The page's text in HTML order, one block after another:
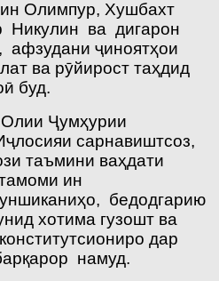
Олимпур, Хушбахт
ва дигарон
афзудани ҷиноятҳои
ва рӯйирост таҳдид
буд.
Ҷумҳурии
сарнавиштсоз,
таъмини ваҳдати
ин
бедодгарию
хотима гузошт ва
дар
намуд.